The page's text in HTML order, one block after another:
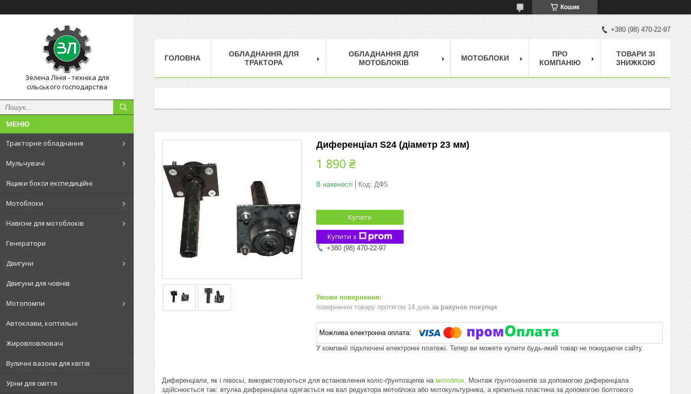
Кошик
Зелена Лінія - техніка для
сільського господарства
Тракторне обладнання
Мульчувачі
Ящики бокси експедиційні
Мотоблоки
Навісне для мотоблоків
Генератори
Двигуни
Двигуни для човнів
Мотопомпи
Автоклави, коптильні
Жировловлювачі
Вуличні вазони для квітів
Урни для сміття
+380 (98) 470-22-97
ГОЛОВНА
ОБЛАДНАННЯ ДЛЯ
ТРАКТОРА
ОБЛАДНАННЯ ДЛЯ
МОТОБЛОКІВ
МОТОБЛОКИ
ПРО
КОМПАНІЮ
ТОВАРИ ЗІ
ЗНИЖКОЮ
Диференціал S24 (діаметр 23 мм)
1 890 ₴
В наявності Код: ДФ5
Купити
Купити з
+380 (98) 470-22-97
повернення товару протягом 14 днів за рахунок покупця
У компанії підключені електронні платежі. Тепер ви можете купити будь-який товар не покидаючи сайту.
Диференціали, як і півосьі, використовуються для встановлення коліс-ґрунтозцепів на мотоблок . Монтаж ґрунтозачепів за допомогою диференціала
здійснюється так: втулка диференціала одягається на вал редуктора мотоблока або мотокультурника, а кріпильна пластина за допомогою болтового